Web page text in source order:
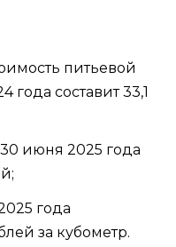
питьевой
года составит 33,1
июня 2025 года
года
за кубометр.